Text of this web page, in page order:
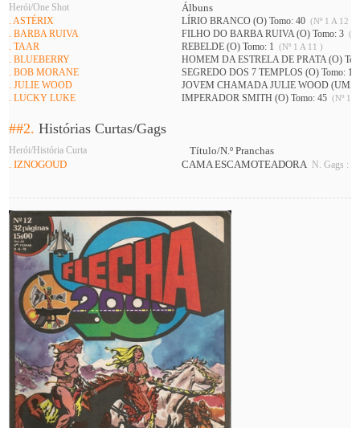
Herói/One Shot Álbuns
. ASTÉRIX LÍRIO BRANCO (O) Tomo: 40 (Nº 1 A 12 )
. BARBA RUIVA FILHO DO BARBA RUIVA (O) Tomo: 3
. TAAR REBELDE (O) Tomo: 1 (Nº 1 A 11 )
. BLUEBERRY
HOMEM DA ESTRELA DE PRATA (O)
. BOB MORANE
SEGREDO DOS 7 TEMPLOS (O) Tomo: 10
. JULIE WOOD
JOVEM CHAMADA JULIE WOOD
. LUCKY LUKE
IMPERADOR SMITH (O) Tomo: 45 (Nº 11
##2.Histórias Curtas/Gags
Herói/História Curta
Título/N.º Pranchas
. IZNOGOUD
CAMA ESCAMOTEADORA N. Gags : 1